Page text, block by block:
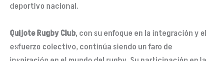
deportivo nacional.
Quijote Rugby Club, con su enfoque en la integración y el
esfuerzo colectivo, continúa siendo un faro de